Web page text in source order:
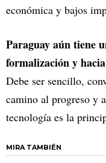
económica y bajos
Paraguay aún tiene
formalización y
Debe ser sencillo,
camino al progreso y
tecnología es la
MIRA TAMBIÉN